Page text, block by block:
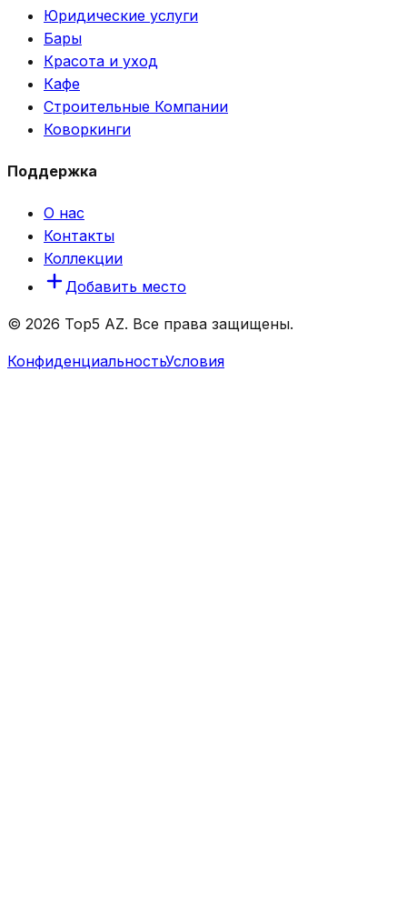
Юридические услуги
Бары
Красота и уход
Кафе
Строительные Компании
Коворкинги
Поддержка
О нас
Контакты
Коллекции
Добавить место
© 2026 Top5 AZ. Все права защищены.
КонфиденциальностьУсловия